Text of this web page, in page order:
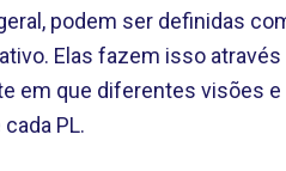
podem ser definidas
Elas fazem isso
em que diferentes visões
PL.